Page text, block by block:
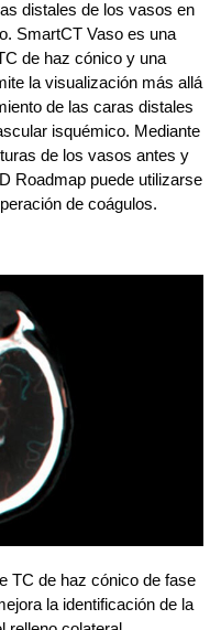
distales de los vasos en
SmartCT Vaso es una
de haz cónico y una
la visualización más allá
de las caras distales
isquémico. Mediante
de los vasos antes y
Roadmap puede utilizarse
de coágulos.
TC de haz cónico de fase
la identificación de la